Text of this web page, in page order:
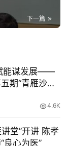
下一篇
能谋发展——
期“青雁沙龙”
4.6K
堂”开讲 陈孝
良心为医”